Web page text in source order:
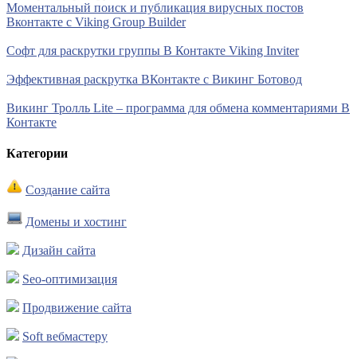
Моментальный поиск и публикация вирусных постов
Вконтакте с Viking Group Builder
Софт для раскрутки группы В Контакте Viking Inviter
Эффективная раскрутка ВКонтакте с Викинг Ботовод
Викинг Тролль Lite – программа для обмена комментариями В
Контакте
Категории
Создание сайта
Домены и хостинг
Дизайн сайта
Seo-оптимизация
Продвижение сайта
Soft вебмастеру